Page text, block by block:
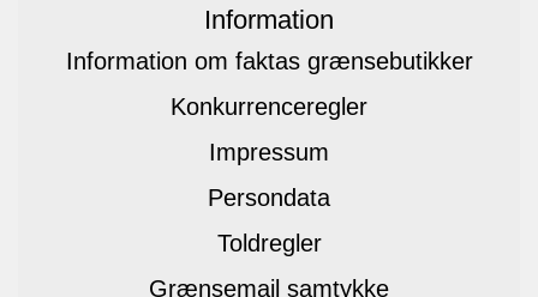
Information
Information om faktas grænsebutikker
Konkurrenceregler
Impressum
Persondata
Toldregler
Grænsemail samtykke